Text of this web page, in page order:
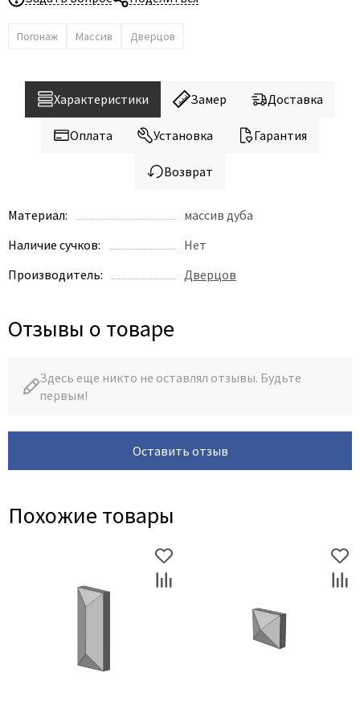
Погонаж Массив Дверцов
Характеристики Замер Доставка
Оплата Установка Гарантия
Возврат
Материал:
массив дуба
Наличие сучков:
Нет
Производитель:
Дверцов
Отзывы о товаре
Здесь еще никто не оставлял отзывы. Будьте
первым!
Оставить отзыв
Похожие товары